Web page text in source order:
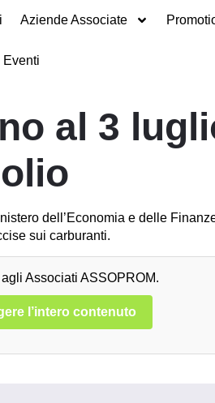
Aziende Associate
al 3
dell’Economia e delle
sui carburanti.
Associati ASSOPROM.
l’intero contenuto